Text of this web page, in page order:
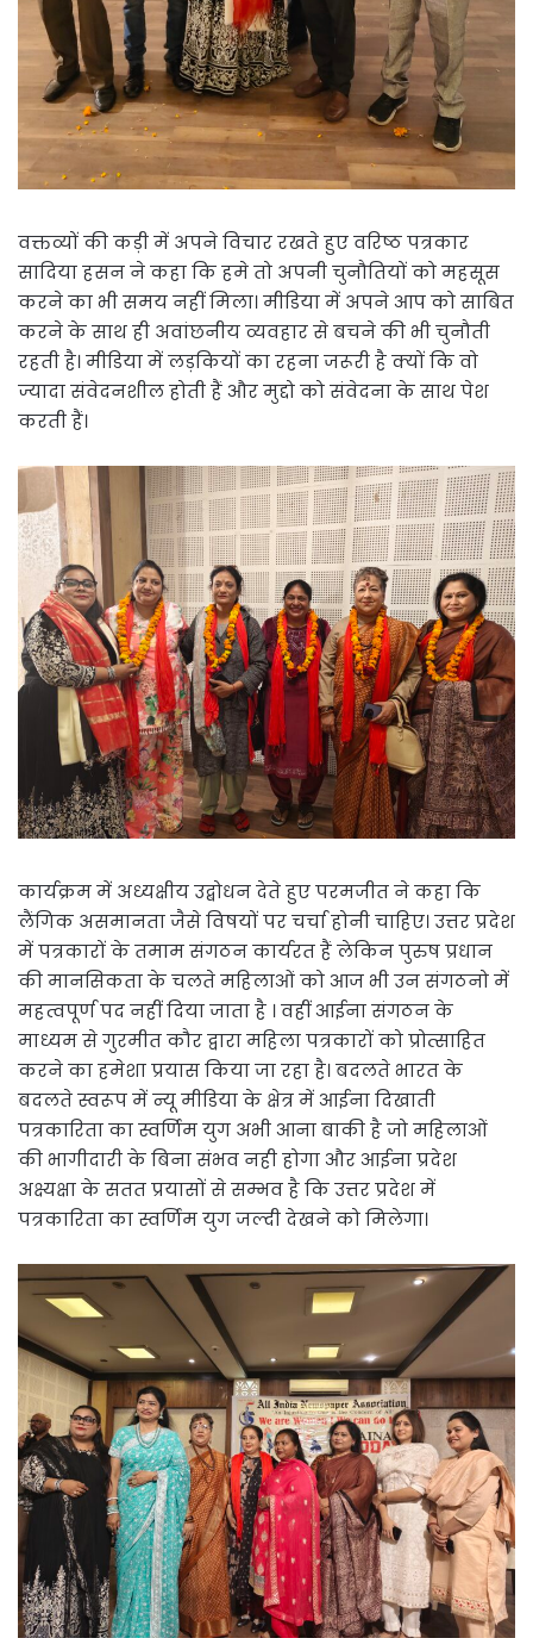
वक्तव्यों की कड़ी में अपने विचार रखते हुए वरिष्ठ पत्रकार
सादिया हसन ने कहा कि हमे तो अपनी चुनौतियों को महसूस
करने का भी समय नहीं मिला। मीडिया में अपने आप को साबित
करने के साथ ही अवांछनीय व्यवहार से बचने की भी चुनौती
रहती है। मीडिया में लड़कियों का रहना जरूरी है क्यों कि वो
ज्यादा संवेदनशील होती हैं और मुद्दो को संवेदना के साथ पेश
करती हैं।
कार्यक्रम में अध्यक्षीय उद्बोधन देते हुए परमजीत ने कहा कि
लैंगिक असमानता जैसे विषयों पर चर्चा होनी चाहिए। उत्तर प्रदेश
में पत्रकारों के तमाम संगठन कार्यरत हैं लेकिन पुरुष प्रधान
की मानसिकता के चलते महिलाओं को आज भी उन संगठनो में
महत्वपूर्ण पद नहीं दिया जाता है । वहीं आईना संगठन के
माध्यम से गुरमीत कौर द्वारा महिला पत्रकारों को प्रोत्साहित
करने का हमेशा प्रयास किया जा रहा है। बदलते भारत के
बदलते स्वरूप में न्यू मीडिया के क्षेत्र में आईना दिखाती
पत्रकारिता का स्वर्णिम युग अभी आना बाकी है जो महिलाओं
की भागीदारी के बिना संभव नही होगा और आईना प्रदेश
अक्ष्यक्षा के सतत प्रयासों से सम्भव है कि उत्तर प्रदेश में
पत्रकारिता का स्वर्णिम युग जल्दी देखने को मिलेगा।